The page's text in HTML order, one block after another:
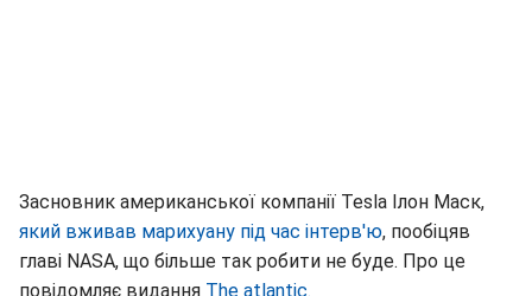
Засновник американської компанії Tesla Ілон Маск,
який вживав марихуану під час інтерв'ю, пообіцяв
главі NASA, що більше так робити не буде. Про це
повідомляє видання The atlantic.